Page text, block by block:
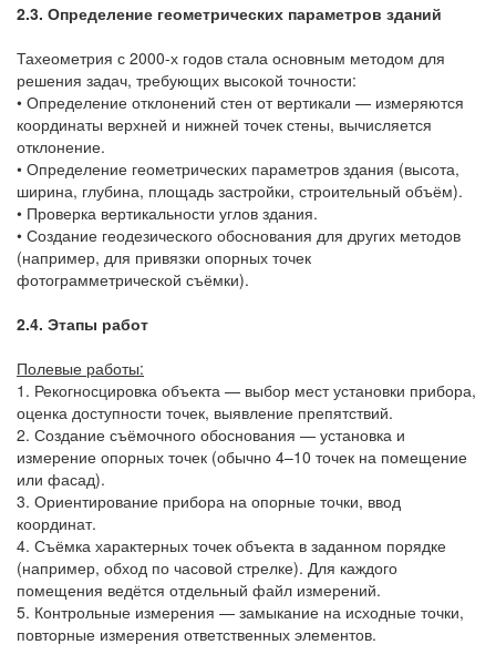
2.3. Определение геометрических параметров зданий
Тахеометрия с 2000-х годов стала основным методом для
решения задач, требующих высокой точности:
• Определение отклонений стен от вертикали — измеряются
координаты верхней и нижней точек стены, вычисляется
отклонение.
• Определение геометрических параметров здания (высота,
ширина, глубина, площадь застройки, строительный объём).
• Проверка вертикальности углов здания.
• Создание геодезического обоснования для других методов
(например, для привязки опорных точек
фотограмметрической съёмки).
2.4. Этапы работ
Полевые работы:
1. Рекогносцировка объекта — выбор мест установки прибора,
оценка доступности точек, выявление препятствий.
2. Создание съёмочного обоснования — установка и
измерение опорных точек (обычно 4–10 точек на помещение
или фасад).
3. Ориентирование прибора на опорные точки, ввод
координат.
4. Съёмка характерных точек объекта в заданном порядке
(например, обход по часовой стрелке). Для каждого
помещения ведётся отдельный файл измерений.
5. Контрольные измерения — замыкание на исходные точки,
повторные измерения ответственных элементов.